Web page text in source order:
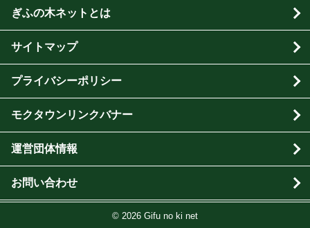
ぎふの木ネットとは
サイトマップ
プライバシーポリシー
モクタウンリンクバナー
運営団体情報
お問い合わせ
© 2026 Gifu no ki net